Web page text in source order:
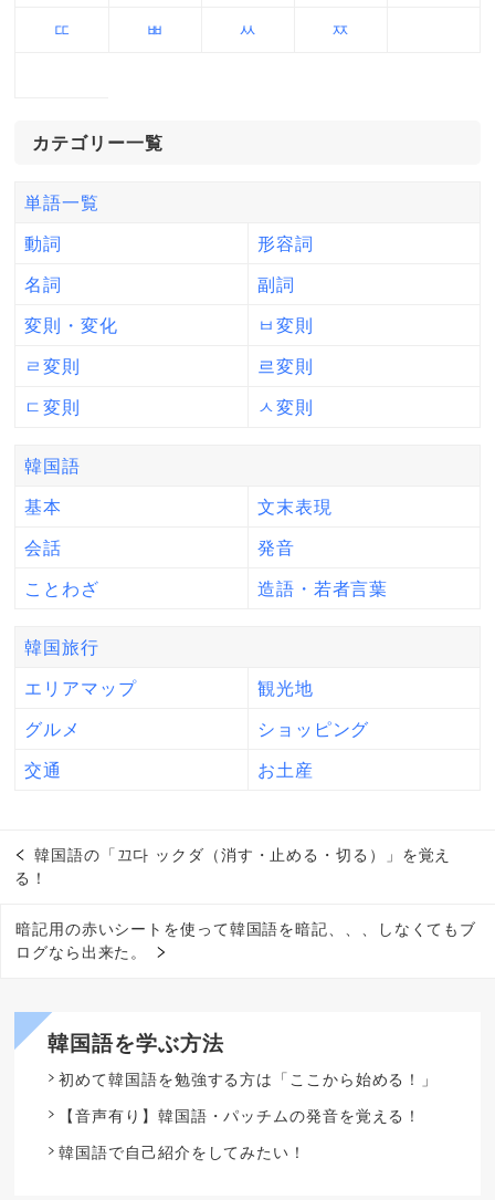
ㄸ ㅃ ㅆ ㅉ
カテゴリー一覧
単語一覧
動詞 形容詞
名詞 副詞
変則・変化 ㅂ変則
ㄹ変則 르変則
ㄷ変則 ㅅ変則
韓国語
基本 文末表現
会話 発音
ことわざ 造語・若者言葉
韓国旅行
エリアマップ 観光地
グルメ ショッピング
交通 お土産
韓国語の「끄다 ックダ（消す・止める・切る）」を覚え
る！
暗記用の赤いシートを使って韓国語を暗記、、、しなくてもブ
ログなら出来た。
韓国語を学ぶ方法
初めて韓国語を勉強する方は「ここから始める！」
【音声有り】韓国語・パッチムの発音を覚える！
韓国語で自己紹介をしてみたい！